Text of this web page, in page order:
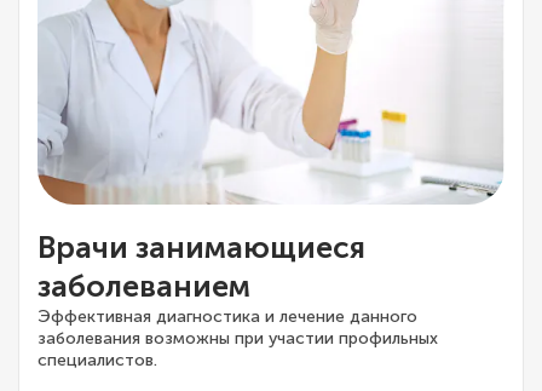
Врачи занимающиеся
заболеванием
Эффективная диагностика и лечение данного
заболевания возможны при участии профильных
специалистов.